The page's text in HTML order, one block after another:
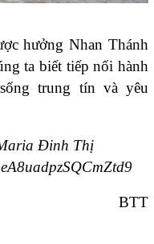
hưởng Nhan Thánh
ta biết tiếp nối hành
trung tín và yêu
Đinh Thị
BTT